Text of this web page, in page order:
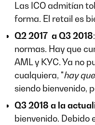
Las ICO admitían
forma. El retail es
Q2 2017 a Q3 2018
normas. Hay que
AML y KYC. Ya no
cualquiera, "hay
siendo bienvenido,
Q3 2018 a la
bienvenido. Debido